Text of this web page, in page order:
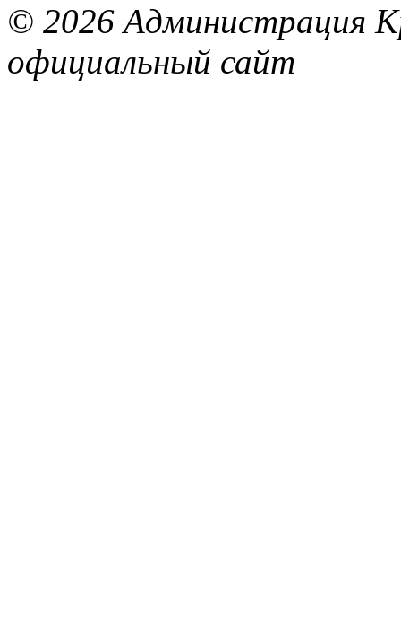
© 2026 Администрация
официальный сайт